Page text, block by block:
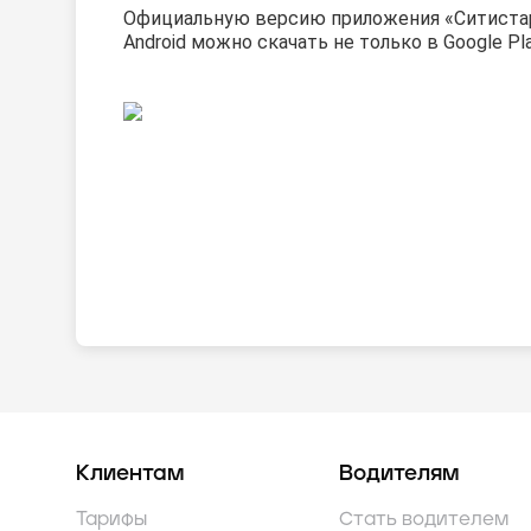
Официальную версию приложения
Android можно скачать не только в Google
Клиентам
Тарифы
Водителям
Стать водителем